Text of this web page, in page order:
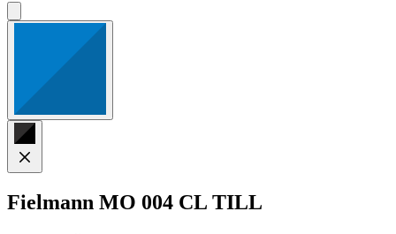
Fielmann MO 004 CL TILL